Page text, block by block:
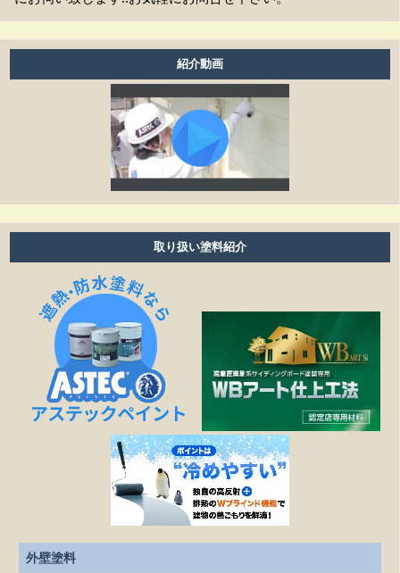
お支払方法は現金ですか？
アフターフォローはどうなっていますか？
養生ビニールがしてある時は、換気扇・お風呂・エアコ
ン等は普通に使えますか？
工事期間はどのくらいありますか？
塗り替えは何年ぐらいで必要ですか？
雨の日も作業しますか？
細かい壁のひび割れはきれいになりますか？
見積もりの金額より高くなることはありますか？
作業日程が延びたら、金額は変わりますか？
塗装工事以外の修繕工事も可能ですか？
どこまでが無料相談になるのですか？
施工は下請け業者に依頼されるのですか？
見積もりを依頼する際、必要なものはありますか？
紹介動画
取り扱い塗料紹介
外壁塗料